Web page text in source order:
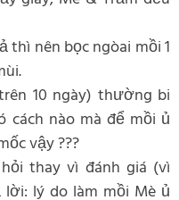
thì nên bọc ngòai mồi 1
10 ngày) thường bi
cách nào mà để mồi ủ
vậy ???
thay vì đánh giá (vì
lý do làm mồi Mè ủ